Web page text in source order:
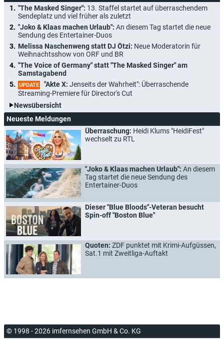
"The Masked Singer": 13. Staffel startet auf überraschendem
Sendeplatz und viel früher als zuletzt
"Joko & Klaas machen Urlaub": An diesem Tag startet die neue
Sendung des Entertainer-Duos
Melissa Naschenweng statt DJ Ötzi: Neue Moderatorin für
Weihnachtsshow von ORF und BR
"The Voice of Germany" statt "The Masked Singer" am
Samstagabend
UPDATE "Akte X: Jenseits der Wahrheit": Überraschende
Streaming-Premiere für Director's Cut
Newsübersicht
Neueste Meldungen
Überraschung: Heidi Klums "HeidiFest"
wechselt zu RTL
"Joko & Klaas machen Urlaub": An diesem
Tag startet die neue Sendung des
Entertainer-Duos
Dieser "Blue Bloods"-Veteran besucht
Spin-off "Boston Blue"
Quoten: ZDF punktet mit Krimi-Aufgüssen,
Sat.1 mit Zweitliga-Auftakt
© 1998 - 2026 imfernsehen GmbH & Co. KG